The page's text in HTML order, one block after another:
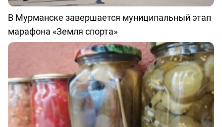
В Мурманске завершается муниципальный этап
марафона «Земля спорта»